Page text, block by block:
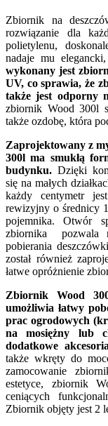
Zbiornik na
rozwiązanie dla
polietylenu,
nadaje mu
wykonany jest
UV, co sprawia, że
także jest odporny
zbiornik Wood 300l
także ozdobę, która
Zaprojektowany z
300l ma smukłą
budynku. Dzięki
się na małych
każdy centymetr
rewizyjny o średnicy
pojemnika. Otwór
zbiornika pozwala
pobierania
został również
łatwe opróżnienie
Zbiornik Wood
umożliwia łatwy
prac ogrodowych
na mosiężny lub
dodatkowe
także wkręty do
zamocowanie
estetyce, zbiornik
ceniących
Zbiornik objęty jest 2